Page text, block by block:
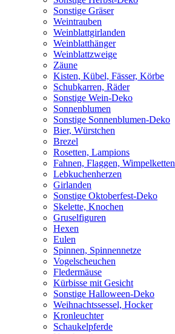
Sonstige Gräser
Weintrauben
Weinblattgirlanden
Weinblatthänger
Weinblattzweige
Zäune
Kisten, Kübel, Fässer, Körbe
Schubkarren, Räder
Sonstige Wein-Deko
Sonnenblumen
Sonstige Sonnenblumen-Deko
Bier, Würstchen
Brezel
Rosetten, Lampions
Fahnen, Flaggen, Wimpelketten
Lebkuchenherzen
Girlanden
Sonstige Oktoberfest-Deko
Skelette, Knochen
Gruselfiguren
Hexen
Eulen
Spinnen, Spinnennetze
Vogelscheuchen
Fledermäuse
Kürbisse mit Gesicht
Sonstige Halloween-Deko
Weihnachtssessel, Hocker
Kronleuchter
Schaukelpferde